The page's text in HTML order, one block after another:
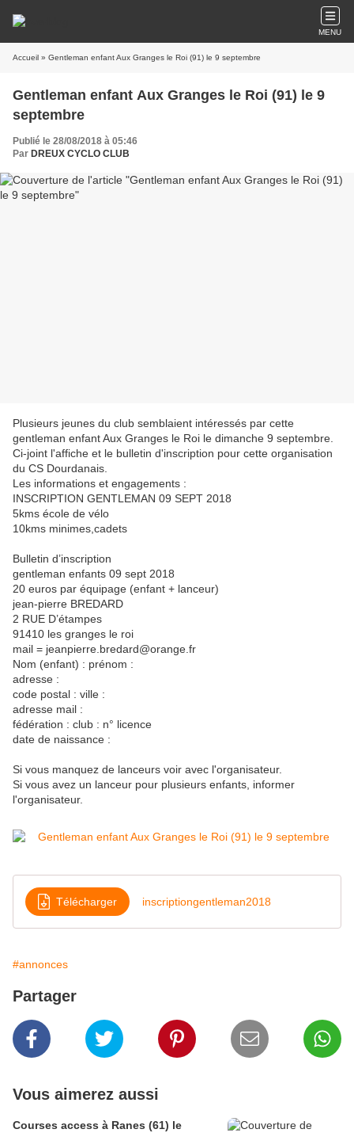
MENU
Accueil » Gentleman enfant Aux Granges le Roi (91) le 9 septembre
Gentleman enfant Aux Granges le Roi (91) le 9
septembre
Publié le 28/08/2018 à 05:46
Par DREUX CYCLO CLUB
Plusieurs jeunes du club semblaient intéressés par cette
gentleman enfant Aux Granges le Roi le dimanche 9 septembre.
Ci-joint l'affiche et le bulletin d'inscription pour cette organisation
du CS Dourdanais.
Les informations et engagements :
INSCRIPTION GENTLEMAN 09 SEPT 2018
5kms école de vélo
10kms minimes,cadets
Bulletin d’inscription
gentleman enfants 09 sept 2018
20 euros par équipage (enfant + lanceur)
jean-pierre BREDARD
2 RUE D’étampes
91410 les granges le roi
mail = jeanpierre.bredard@orange. fr
Nom (enfant) : prénom :
adresse :
code postal : ville :
adresse mail :
fédération : club : n° licence
date de naissance :
Si vous manquez de lanceurs voir avec l'organisateur.
Si vous avez un lanceur pour plusieurs enfants, informer
l'organisateur.
Télécharger inscriptiongentleman2018
#annonces
Partager
Vous aimerez aussi
Courses access à Ranes (61) le